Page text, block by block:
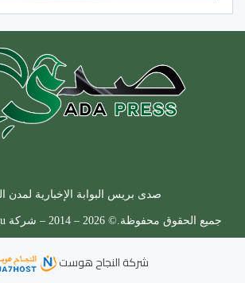
صدى بريس البوابة الإخبارية لمدن
جميع الحقوق محفوظة.© 2026 – 2014 – شركة SADA Press Sarl Au
شركةالنجاح هوست